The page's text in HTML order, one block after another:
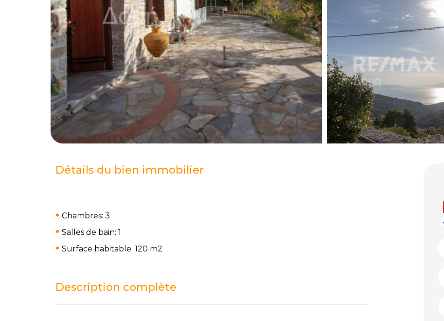
Détails du bien immobilier
Chambres: 3
Salles de bain: 1
Surface habitable: 120 m2
Description complète